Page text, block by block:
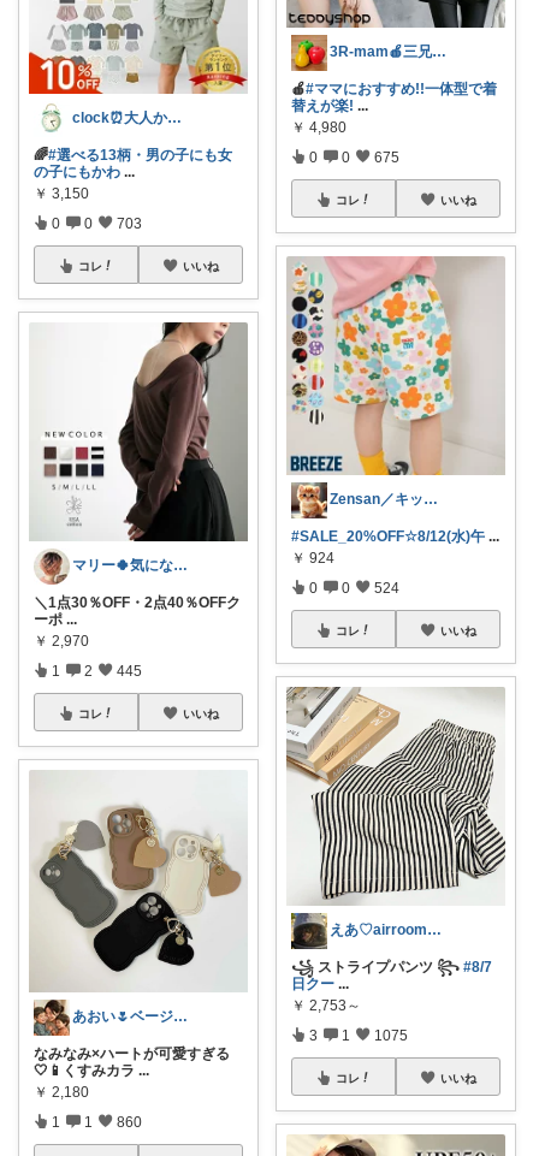
clock⏰大人かわいい
🌈#選べる13柄・男の子にも女
の子にもかわ ...
￥ 3,150
0 0 703
コレ いいね
マリー🍀気になるものたくさん✨
＼1点30％OFF・2点40％OFFク
ーポ ...
￥ 2,970
1 2 445
コレ いいね
あおい🌷ベージュ好き♡時短アイテム好き
なみなみ×ハートが可愛すぎる
🤍📱くすみカラ ...
￥ 2,180
1 1 860
3R-mam🍎三兄弟母
🍎#ママにおすすめ!!一体型で着
替えが楽! ...
￥ 4,980
0 0 675
コレ いいね
Zensan／キッズ☆ベビーROOM
#SALE_20%OFF☆8/12(水)午 ...
￥ 924
0 0 524
コレ いいね
えあ♡airroom❀ラクして整う暮らし
꧁ ストライプパンツ ꧂ #8/7
日クー ...
￥ 2,753～
3 1 1075
コレ いいね